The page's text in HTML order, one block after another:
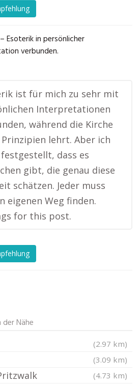
Esoterik in persönlicher
verbunden.
ist für mich zu sehr mit
Interpretationen
während die Kirche
lehrt. Aber ich
dass es
gibt, die genau diese
schätzen. Jeder muss
eigenen Weg finden.
for this post.
Nähe
(2.97 km)
(3.09 km)
(4.73 km)